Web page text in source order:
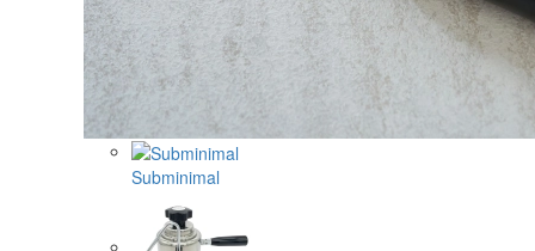
Subminimal